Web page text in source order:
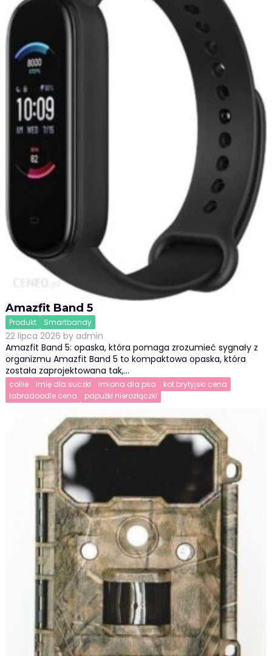
Amazfit Band 5
Produkt Smartbandy
22 lipca 2026 by admin
Amazfit Band 5: opaska, która pomaga zrozumieć sygnały z
organizmu Amazfit Band 5 to kompaktowa opaska, która
została zaprojektowana tak,…
collie imię dla suczki imiona dla psa
kot brytyjski cena
labradoodle cena
papużki nierozłączki